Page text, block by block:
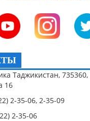
Таджикистан, 735360,
16
2-35-06, 2-35-09
2-35-06